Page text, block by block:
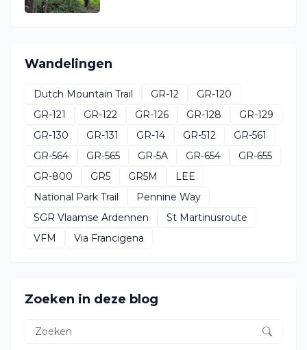
Wandelingen
Dutch Mountain Trail GR-12
GR-120
GR-121
GR-122 GR-126 GR-128
GR-129
GR-130
GR-131 GR-14 GR-512
GR-561
GR-564
GR-565 GR-5A GR-654
GR-655
GR-800
GR5 GR5M
LEE
National Park Trail
Pennine Way
SGR Vlaamse Ardennen
St Martinusroute
VFM
Via Francigena
Zoeken in deze blog